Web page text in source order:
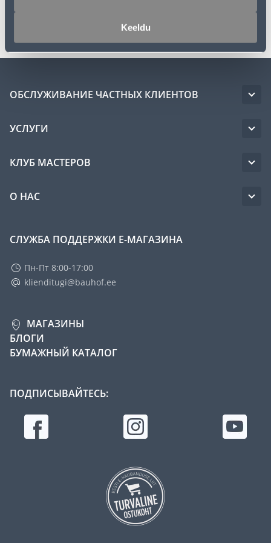
Keeldu
ОБСЛУЖИВАНИЕ ЧАСТНЫХ КЛИЕНТОВ
УСЛУГИ
КЛУБ МАСТЕРОВ
О НАС
СЛУЖБА ПОДДЕРЖКИ Е-МАГАЗИНА
Пн-Пт 8:00-17:00
klienditugi@bauhof.ee
МАГАЗИНЫ
БЛОГИ
БУМАЖНЫЙ КАТАЛОГ
ПОДПИСЫВАЙТЕСЬ: